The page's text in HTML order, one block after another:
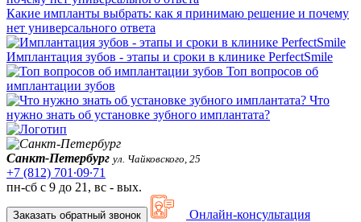
Какие импланты выбрать: как я принимаю решение и почему
нет универсального ответа
Имплантация зубов - этапы и сроки в клинике PerfectSmile
Топ вопросов об
имплантации зубов
Что
нужно знать об установке зубного имплантата?
Санкт-Петербург ул. Чайковского, 25
+7 (812) 701∙09∙71
пн-сб с 9 до 21, вс - вых.
Заказать обратный звонок
Онлайн-консультация